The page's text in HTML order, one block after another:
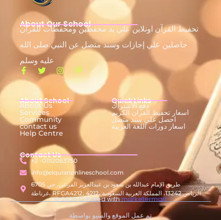
About Our School
تحفيظ القرآن اونلاين علي يد محفظين ومحفظات للقرآن
حاصلين علي إجازات وسند متصل عن النبي صلى الله
عليه وسلم
About School
About Us
Services
Community
contact us
Help Centre
Quick Links
دفع الاشتراك
اسعار تحفيظ القران الكريم
احصل علي سند متصل
اسعار دورات اللغة العربية
Contact Us
+2 -01112083750
info@elquranonlineschool.com
6705 طريق الإمام عبدالله بن سعود بن عبدالعزيز الفرعي، حي
غرناطة، RFGA4212، 4212، الرياض 13242، المملكة العربية السعودية
© 2026 Created with marketermart
تم عمل الموقع والسيو بواسطة